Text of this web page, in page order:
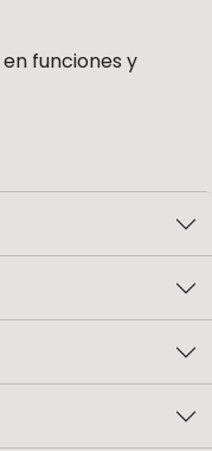
funciones y